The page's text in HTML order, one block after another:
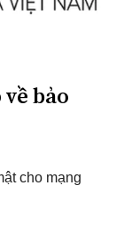
bảo
cho mạng